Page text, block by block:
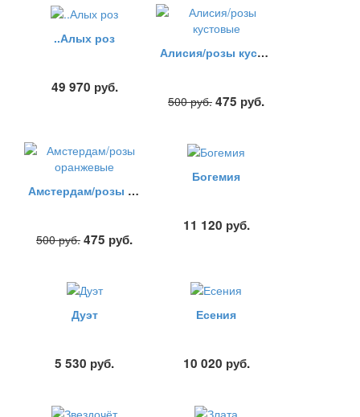
..Алых роз
49 970 руб.
Алисия/розы кустовые
500руб. 475 руб.
Амстердам/розы оранжевые
500руб. 475 руб.
Богемия
11 120 руб.
Дуэт
5 530 руб.
Есения
10 020 руб.